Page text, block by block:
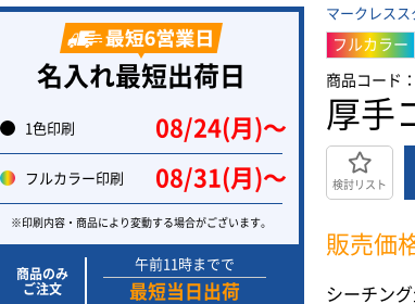
マークレス
フルカラー
商品コード
厚手
検討リスト
販売価
シーチン
名入れ最短出荷日
1色印刷 08/24(月)〜
フルカラー印刷 08/31(月)〜
※印刷内容・商品により変動する場合がございます。
商品のみ
ご注文
午前11時までで
最短当日出荷